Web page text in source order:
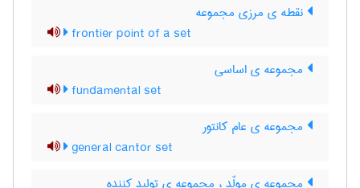
نقطه ی مرزی مجموعه
frontier point of a set
مجموعه ی اساسی
fundamental set
مجموعه ی عام کانتور
general cantor set